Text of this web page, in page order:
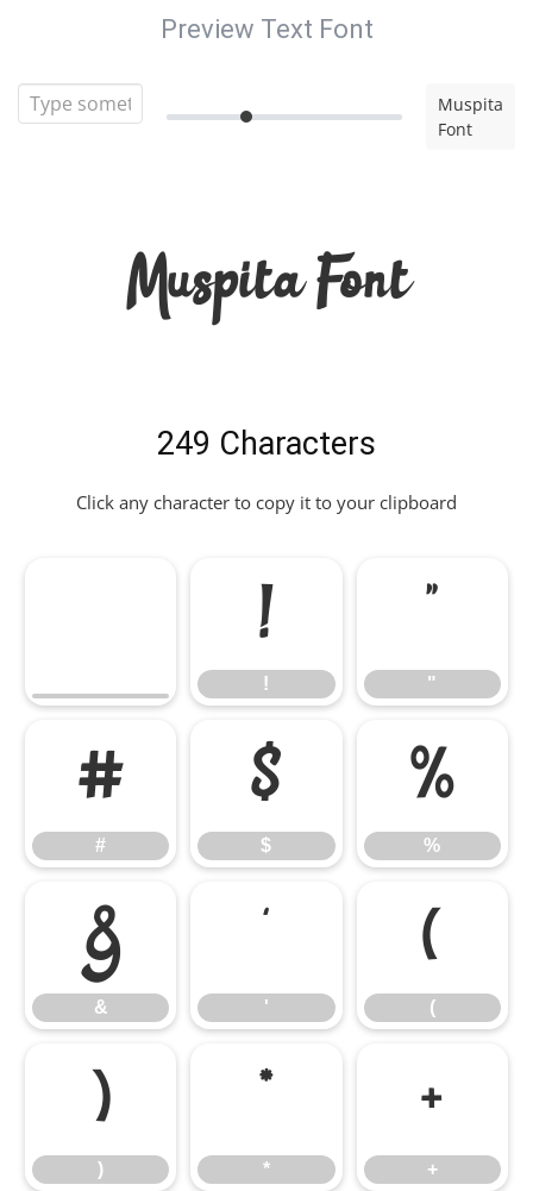
Preview Text Font
Muspita
Font
Muspita Font
249 Characters
Click any character to copy it to your clipboard
!
!
"
"
#
#
$
$
%
%
&
&
'
'
(
(
)
)
*
*
+
+